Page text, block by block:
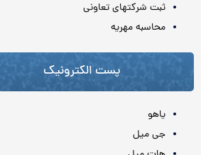
ثبت شرکتهای تعاونی
محاسبه مهريه
پست الکترونیک
یاهو
جی میل